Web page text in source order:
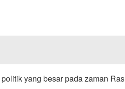
yang besar pada zaman